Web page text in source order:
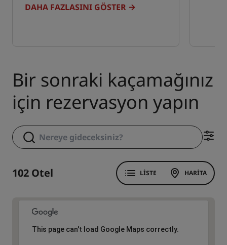
DAHA FAZLASINI GÖSTER
Bir sonraki kaçamağınız
için rezervasyon yapın
102 Otel LISTE HARITA
This page can't load Google Maps correctly.